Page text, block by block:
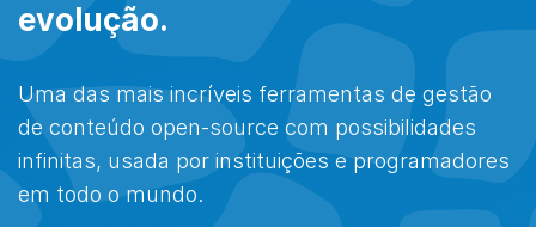
evolução.
Uma das mais incríveis ferramentas de gestão
de conteúdo open-source com possibilidades
infinitas, usada por instituições e programadores
em todo o mundo.